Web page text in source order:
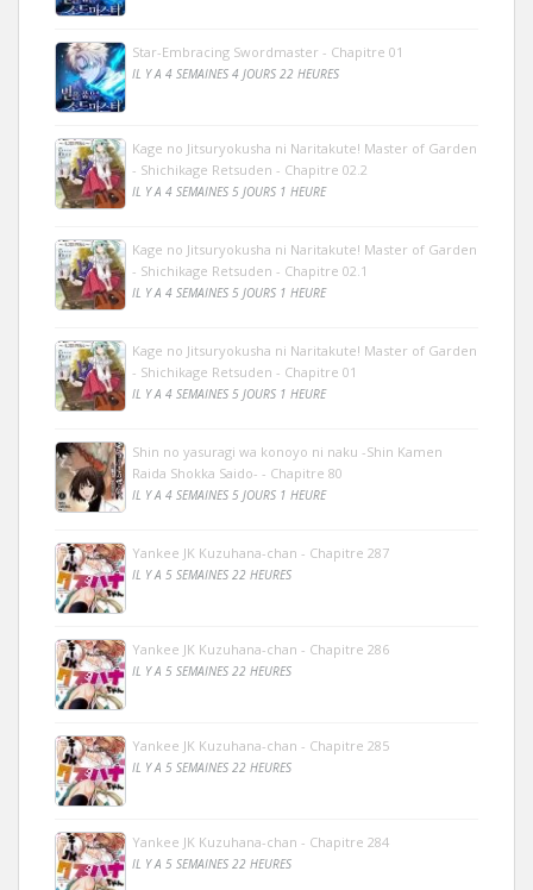
Star-Embracing Swordmaster - Chapitre 01
IL Y A 4 SEMAINES 4 JOURS 22 HEURES
Kage no Jitsuryokusha ni Naritakute! Master of Garden
- Shichikage Retsuden - Chapitre 02.2
IL Y A 4 SEMAINES 5 JOURS 1 HEURE
Kage no Jitsuryokusha ni Naritakute! Master of Garden
- Shichikage Retsuden - Chapitre 02.1
IL Y A 4 SEMAINES 5 JOURS 1 HEURE
Kage no Jitsuryokusha ni Naritakute! Master of Garden
- Shichikage Retsuden - Chapitre 01
IL Y A 4 SEMAINES 5 JOURS 1 HEURE
Shin no yasuragi wa konoyo ni naku -Shin Kamen
Raida Shokka Saido- - Chapitre 80
IL Y A 4 SEMAINES 5 JOURS 1 HEURE
Yankee JK Kuzuhana-chan - Chapitre 287
IL Y A 5 SEMAINES 22 HEURES
Yankee JK Kuzuhana-chan - Chapitre 286
IL Y A 5 SEMAINES 22 HEURES
Yankee JK Kuzuhana-chan - Chapitre 285
IL Y A 5 SEMAINES 22 HEURES
Yankee JK Kuzuhana-chan - Chapitre 284
IL Y A 5 SEMAINES 22 HEURES